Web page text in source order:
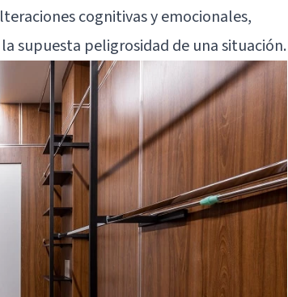
cognitivas y emocionales,
supuesta peligrosidad de una situación.